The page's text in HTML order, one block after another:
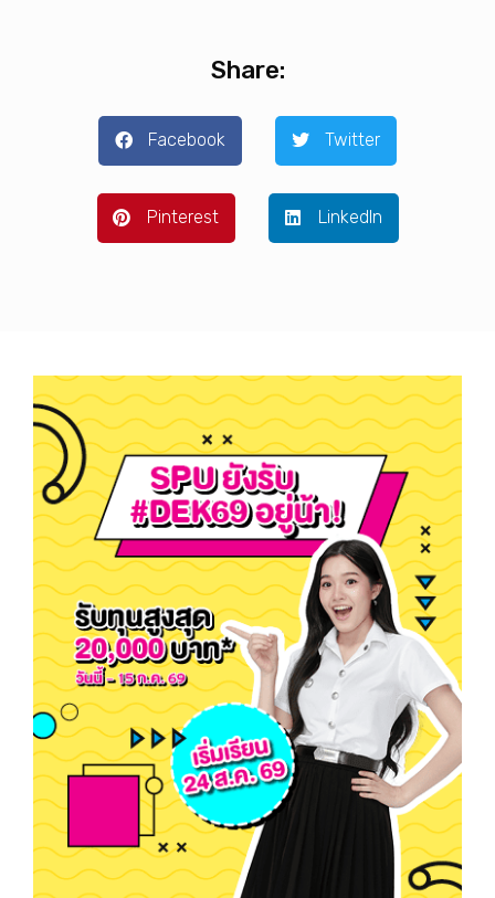
Share:
Facebook Twitter
Pinterest LinkedIn